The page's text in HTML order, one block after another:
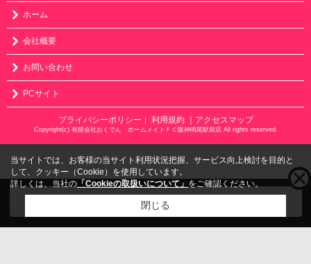
ホーム
会社概要
お問い合わせ
PCサイト
プライバシーポリシー 利用規約 ｜アクセスマップ
Copyright(c) 有限会社おくでん ホームメイトＦＣ阪神鳴尾駅前店 All rights reserved.
こちらの物件をご覧の方にお勧めな物件
当サイトでは、お客様の当サイト利用状況把握、サービス向上検討を目的と
して、クッキー（Cookie）を使用しています。
詳しくは、当社の 「Cookieの取扱いについて」 をご確認ください。
閉じる